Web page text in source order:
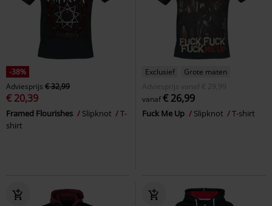
-38%
Adviesprijs € 32,99
€ 20,39
Framed Flourishes Slipknot
T-
shirt
Exclusief
Grote maten
Adviesprijs
vanaf € 29,99
vanaf€ 26,99
Fuck Me Up Slipknot T-shirt